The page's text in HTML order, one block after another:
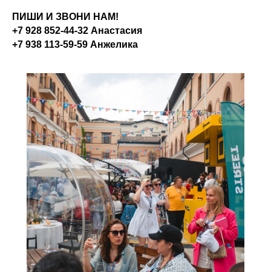
ПИШИ И ЗВОНИ НАМ!
+7 928 852-44-32 Анастасия
+7 938 113-59-59 Анжелика
инн 2320238493, огрн 1162366052705